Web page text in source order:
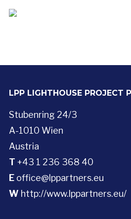
LPP LIGHTHOUSE PROJECT
Stubenring 24/3
A-1010 Wien
Austria
T +43 1 236 368 40
Eoffice@lppartners.eu
W http://www.lppartners.eu/